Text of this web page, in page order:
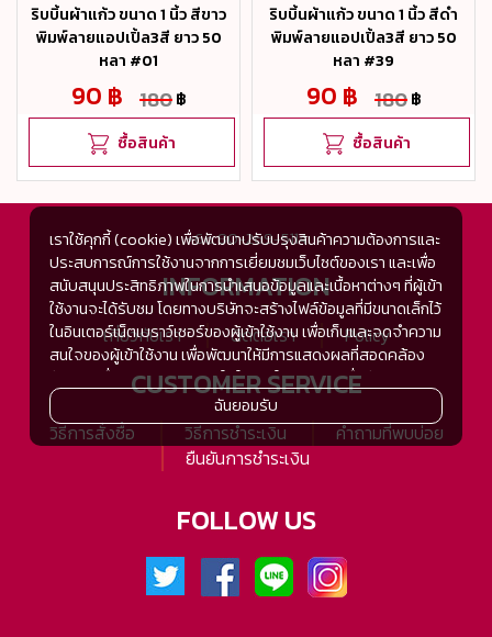
ริบบิ้นผ้าแก้ว ขนาด 1 นิ้ว สีขาว
พิมพ์ลายแอปเปิ้ล3สี ยาว 50
หลา #01
90 ฿ 180฿
ซื้อสินค้า
ริบบิ้นผ้าแก้ว ขนาด 1 นิ้ว สีดำ
พิมพ์ลายแอปเปิ้ล3สี ยาว 50
หลา #39
90 ฿ 180฿
ซื้อสินค้า
+66 80-269-5114
INFORMATION
เกี่ยวกับเรา ติดต่อเรา Policy
CUSTOMER SERVICE
วิธีการสั่งซื้อ วิธีการชำระเงิน
คำถามที่พบบ่อย
ยืนยันการชำระเงิน
FOLLOW US
เราใช้คุกกี้ (cookie) เพื่อพัฒนาปรับปรุงสินค้าความต้องการและ
ประสบการณ์การใช้งานจากการเยี่ยมชมเว็บไซต์ของเรา และเพื่อ
สนับสนุนประสิทธิภาพในการนำเสนอข้อมูลและเนื้อหาต่างๆ ที่ผู้เข้า
ใช้งานจะได้รับชม โดยทางบริษัทจะสร้างไฟล์ข้อมูลที่มีขนาดเล็กไว้
ในอินเตอร์เน็ตเบราว์เซอร์ของผู้เข้าใช้งาน เพื่อเก็บและจดจำความ
สนใจของผู้เข้าใช้งาน เพื่อพัฒนาให้มีการแสดงผลที่สอดคล้อง
กับความชื่นชอบและความสนใจในการใช้งาน และเพื่อพัฒนา
ประสิทธิภาพในการแสดงผลของข้อมูล รวมถึงเพื่ออำนวยความ
สะดวกในการให้บริการต่างๆ ภายในเว็บไซต์ของเรา และเมื่อผู้เข้า
ใช้งานกลับมาเยี่ยมชม หรือกลับเข้ามาใช้บริการในครั้งต่อไป แต่
การเก็บข้อมูลด้วยคุกกี้จะไม่ระบุตัวตนของผู้เข้าใช้งาน
บริการหรือได้รับมอบหมายให้กระทำแทนในนามของ www.tsh-
เมื่อผู้เข้าใช้งานมีการกลับมาเยี่ยมชมเว็บไซต์โดยไม่เปลี่ยนแปลง
การตั้งค่าคุกกี้บนอินเตอร์เน็ตเบราส์เซอร์ อุปกรณ์ของผู้ใช้งานจะ
ฉันยอมรับ